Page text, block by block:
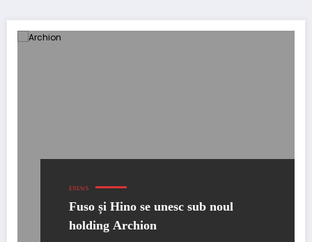
ENEWS
Fuso și Hino se unesc sub noul
holding Archion